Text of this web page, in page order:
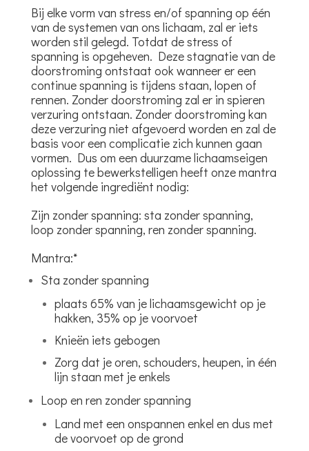
Bij elke vorm van stress en/of spanning op één
van de systemen van ons lichaam, zal er iets
worden stil gelegd. Totdat de stress of
spanning is opgeheven. Deze stagnatie van de
doorstroming ontstaat ook wanneer er een
continue spanning is tijdens staan, lopen of
rennen. Zonder doorstroming zal er in spieren
verzuring ontstaan. Zonder doorstroming kan
deze verzuring niet afgevoerd worden en zal de
basis voor een complicatie zich kunnen gaan
vormen. Dus om een duurzame lichaamseigen
oplossing te bewerkstelligen heeft onze mantra
het volgende ingrediënt nodig:
Zijn zonder spanning: sta zonder spanning,
loop zonder spanning, ren zonder spanning.
Mantra:*
Sta zonder spanning
plaats 65% van je lichaamsgewicht op je
hakken, 35% op je voorvoet
Knieën iets gebogen
Zorg dat je oren, schouders, heupen, in één
lijn staan met je enkels
Loop en ren zonder spanning
Land met een onspannen enkel en dus met
de voorvoet op de grond